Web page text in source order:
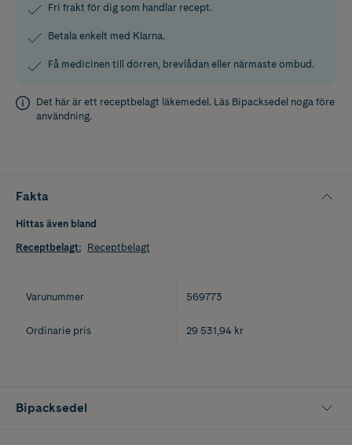
Fri frakt för dig som handlar recept.
Betala enkelt med Klarna.
Få medicinen till dörren, brevlådan eller närmaste ombud.
Det här är ett receptbelagt läkemedel. Läs Bipacksedel noga före
användning.
Fakta
Hittas även bland
Receptbelagt: Receptbelagt
Varunummer 569773
Ordinarie pris 29 531,94 kr
Bipacksedel